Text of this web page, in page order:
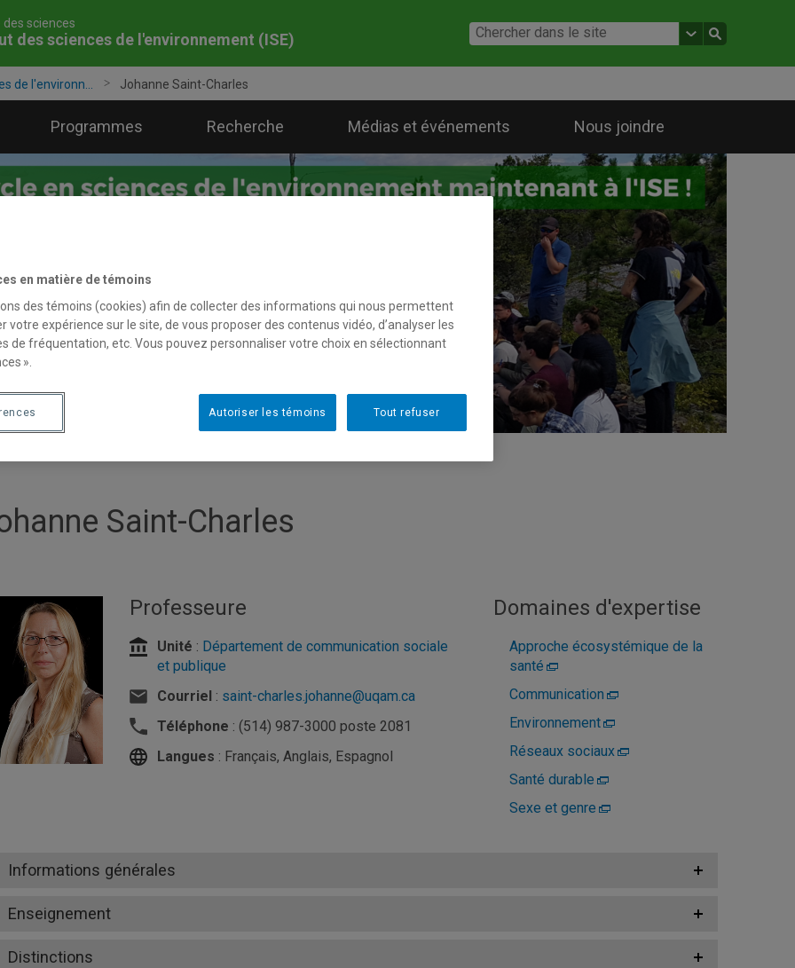
des sciences
des sciences de l'environnement (ISE)
de l'environn... Johanne Saint-Charles
Programmes Recherche Médias et événements Nous joindre
Saint-Charles
Professeure
Unité : Département de communication sociale
et publique
Courriel : saint-charles.johanne@uqam.ca
Téléphone : (514) 987-3000 poste 2081
Langues : Français, Anglais, Espagnol
Domaines d'expertise
Approche écosystémique de la
santé
Communication
Environnement
Réseaux sociaux
Santé durable
Sexe et genre
Informations générales
Enseignement
Distinctions
en matière de témoins
des témoins (cookies) afin de collecter des informations qui nous permettent
votre expérience sur le site, de vous proposer des contenus vidéo, d’analyser les
de fréquentation, etc. Vous pouvez personnaliser votre choix en sélectionnant
».
Tout refuser
Autoriser les témoins